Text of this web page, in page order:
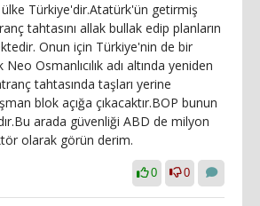
ülke Türkiye'dir.Atatürk'ün getirmiş
tahtasını allak bullak edip planların
Onun için Türkiye'nin de bir
Osmanlıcılık adı altında yeniden
tahtasında taşları yerine
blok açığa çıkacaktır.BOP bunun
arada güvenliği ABD de milyon
olarak görün derim.
0 0